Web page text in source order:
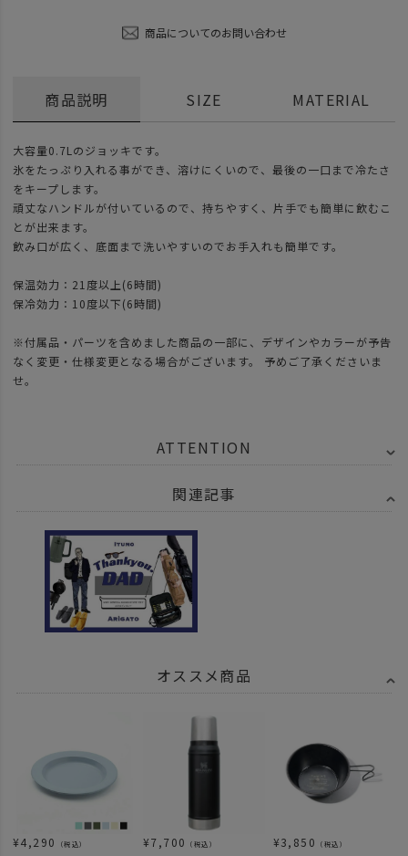
商品についてのお問い合わせ
商品説明
大容量0.7Lのジョッキです。
氷をたっぷり入れる事ができ、溶けにくいので、最後の一口まで冷たさ
をキープします。
頑丈なハンドルが付いているので、持ちやすく、片手でも簡単に飲むこ
とが出来ます。
飲み口が広く、底面まで洗いやすいのでお手入れも簡単です。
保温効力：21度以上(6時間)
保冷効力：10度以下(6時間)
※付属品・パーツを含めました商品の一部に、デザインやカラーが予告
なく変更・仕様変更となる場合がございます。 予めご了承くださいま
せ。
SIZE MATERIAL
ATTENTION
関連記事
オススメ商品
¥4,290 （税込） ¥7,700 （税込） ¥3,850 （税込）